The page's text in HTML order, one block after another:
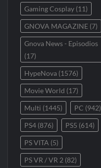
Gaming Cosplay(11)
GNOVA MAGAZINE(7)
Gnova News - Episodios
(17)
HypeNova (1576)
Movie World (17)
Multi (1445) PC (942)
PS4(876) PS5 (614)
PS VITA (5)
PS VR / VR 2 (82)